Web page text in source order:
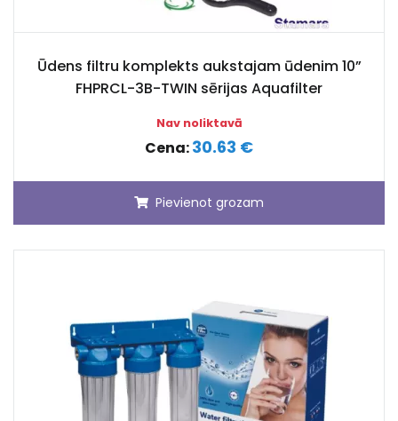
Ūdens filtru komplekts aukstajam ūdenim 10”
FHPRCL-3B-TWIN sērijas Aquafilter
Nav noliktavā
Cena:30.63 €
Pievienot grozam